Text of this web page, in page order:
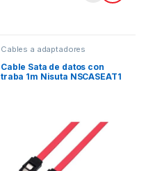
Cables a adaptadores
Cable Sata de datos con
traba 1m Nisuta NSCASEAT1